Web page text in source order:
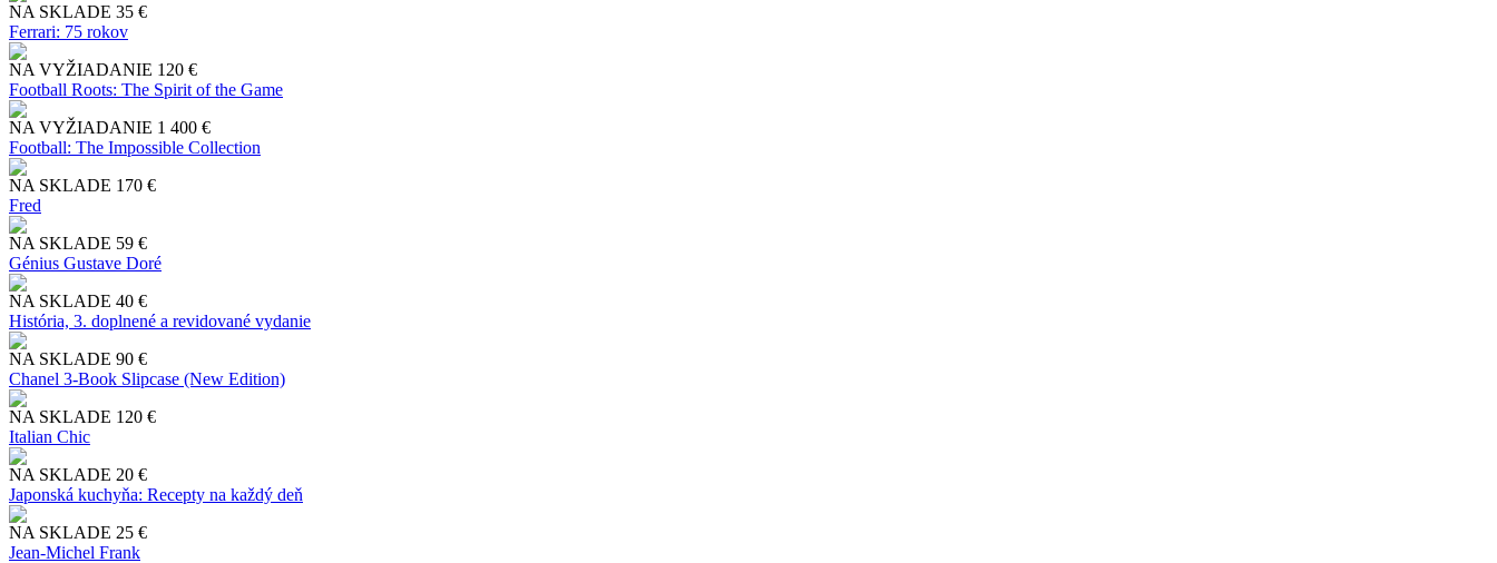
NA SKLADE 35 €
Ferrari: 75 rokov
NA VYŽIADANIE 120 €
Football Roots: The Spirit of the Game
NA VYŽIADANIE 1 400 €
Football: The Impossible Collection
NA SKLADE 170 €
Fred
NA SKLADE 59 €
Génius Gustave Doré
NA SKLADE 40 €
História, 3. doplnené a revidované vydanie
NA SKLADE 90 €
Chanel 3-Book Slipcase (New Edition)
NA SKLADE 120 €
Italian Chic
NA SKLADE 20 €
Japonská kuchyňa: Recepty na každý deň
NA SKLADE 25 €
Jean-Michel Frank